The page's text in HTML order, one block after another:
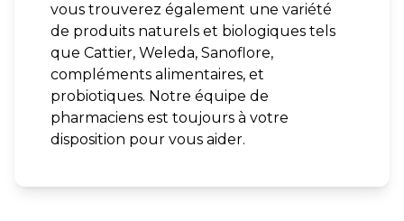
vous trouverez également une variété
de produits naturels et biologiques tels
que Cattier, Weleda, Sanoflore,
compléments alimentaires, et
probiotiques. Notre équipe de
pharmaciens est toujours à votre
disposition pour vous aider.